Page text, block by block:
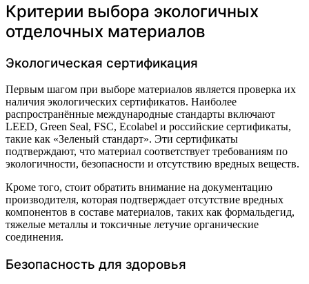
Критерии выбора экологичных
отделочных материалов
Экологическая сертификация
Первым шагом при выборе материалов является проверка их
наличия экологических сертификатов. Наиболее
распространённые международные стандарты включают
LEED, Green Seal, FSC, Ecolabel и российские сертификаты,
такие как «Зеленый стандарт». Эти сертификаты
подтверждают, что материал соответствует требованиям по
экологичности, безопасности и отсутствию вредных веществ.
Кроме того, стоит обратить внимание на документацию
производителя, которая подтверждает отсутствие вредных
компонентов в составе материалов, таких как формальдегид,
тяжелые металлы и токсичные летучие органические
соединения.
Безопасность для здоровья